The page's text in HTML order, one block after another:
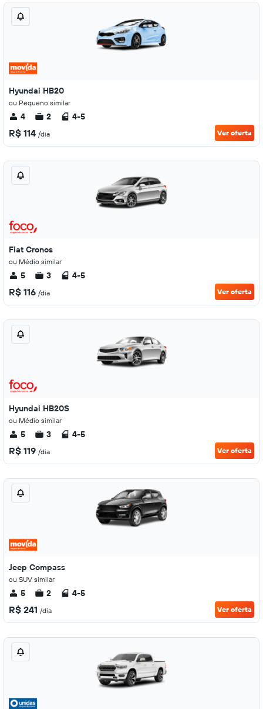
Hyundai HB20
ou Pequeno similar
4 2 4-5
R$ 114 /dia Ver oferta
Fiat Cronos
ou Médio similar
5 3 4-5
R$ 116 /dia Ver oferta
Hyundai HB20S
ou Médio similar
5 3 4-5
R$ 119 /dia Ver oferta
Jeep Compass
ou SUV similar
5 2 4-5
R$ 241 /dia Ver oferta